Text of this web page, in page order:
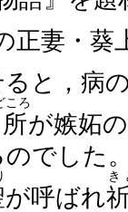
正妻・葵
と，病
ころ
が嫉妬
でした
が呼ばれ
き